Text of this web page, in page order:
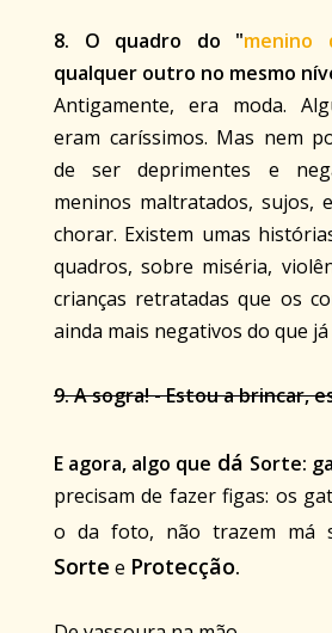
8. O quadro do "menino
qualquer outro no mesmo
Antigamente, era moda.
eram caríssimos. Mas nem
de ser deprimentes e
meninos maltratados, sujos,
chorar. Existem umas
quadros, sobre miséria,
crianças retratadas que os
ainda mais negativos do que já
9. A sogra! - Estou a brincar,
E agora, algo que dá Sorte:
precisam de fazer figas: os
o da foto, não trazem má
Sorte e Protecção.